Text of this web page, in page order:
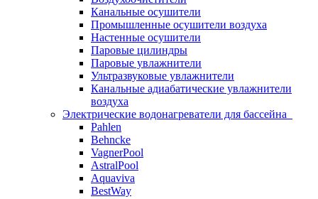
Канальные осушители
Промышленные осушители воздуха
Настенные осушители
Паровые цилиндры
Паровые увлажнители
Ультразвуковые увлажнители
Канальные адиабатические увлажнители
воздуха
Электрические водонагреватели для бассейна
Pahlen
Behncke
VagnerPool
AstralPool
Aquaviva
BestWay